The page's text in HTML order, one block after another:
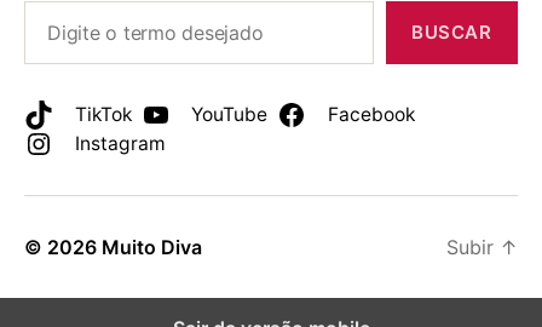
BUSCAR
TikTok YouTube
Facebook
Instagram
© 2026 Muito Diva Subir ↑